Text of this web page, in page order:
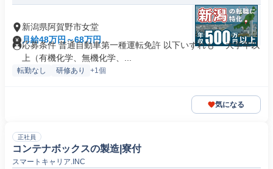
新潟県阿賀野市女堂
月給48万円～68万円
応募条件 普通自動車第一種運転免許 以下いずれも ・大学卒以
上（有機化学、無機化学、...
転勤なし 研修あり +1個
気になる
正社員
コンテナボックスの製造|寮付
スマートキャリア.INC